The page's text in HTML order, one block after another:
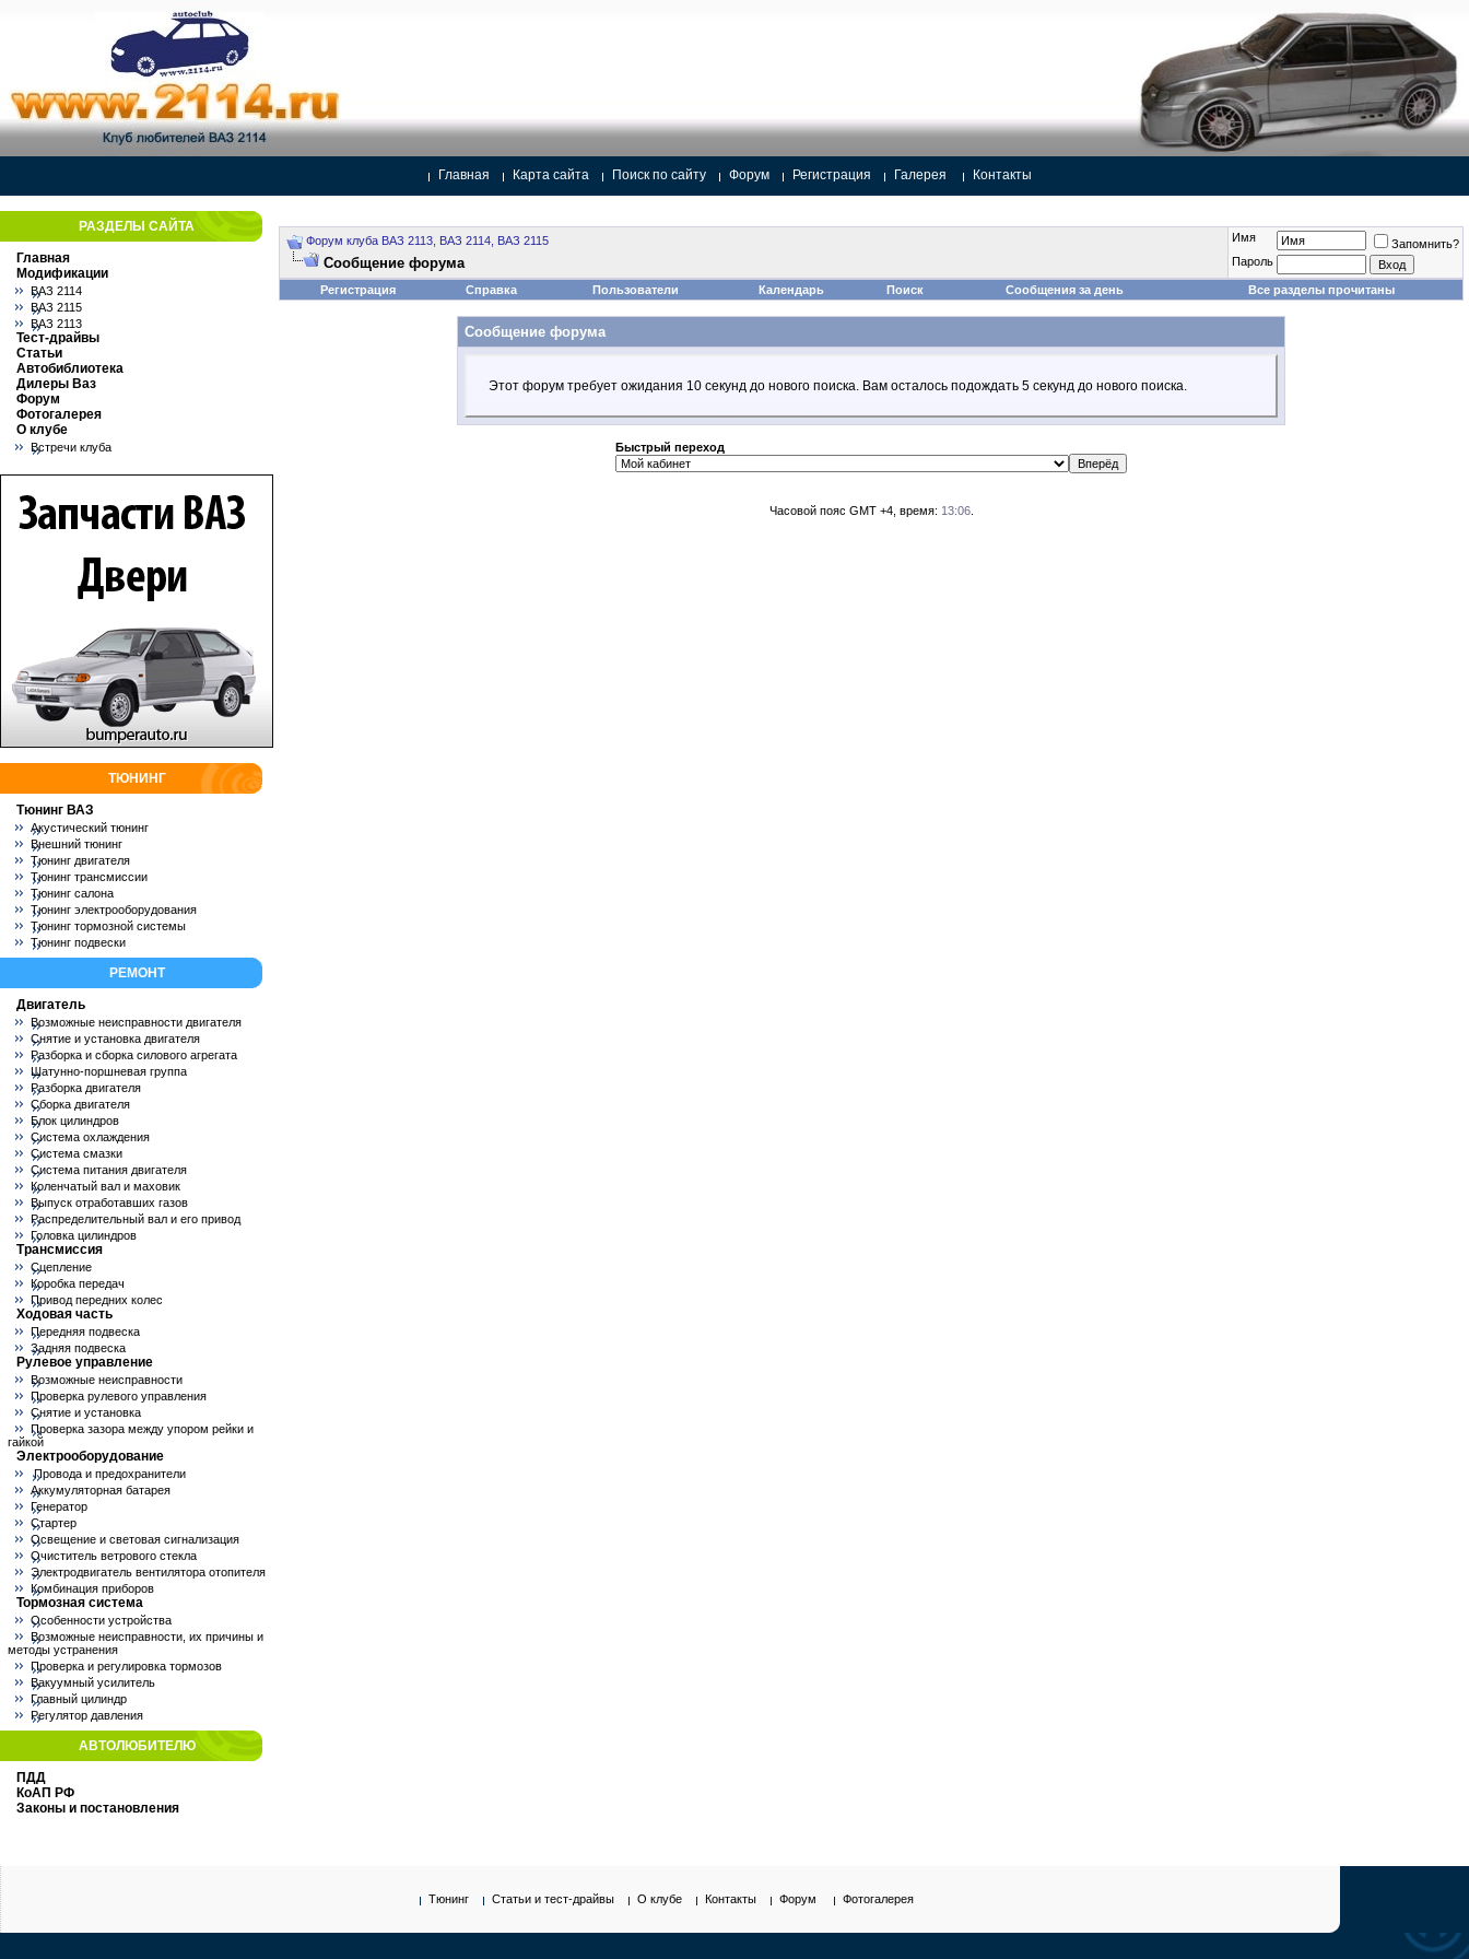
Главная Карта сайта Поиск по сайту Форум Регистрация Галерея Контакты
РАЗДЕЛЫ САЙТА
Главная
Модификации
ВАЗ 2114
ВАЗ 2115
ВАЗ 2113
Тест-драйвы
Статьи
Автобиблиотека
Дилеры Ваз
Форум
Фотогалерея
О клубе
Встречи клуба
ТЮНИНГ
Тюнинг ВАЗ
Акустический тюнинг
Внешний тюнинг
Тюнинг двигателя
Тюнинг трансмиссии
Тюнинг салона
Тюнинг электрооборудования
Тюнинг тормозной системы
Тюнинг подвески
РЕМОНТ
Двигатель
Возможные неисправности двигателя
Снятие и установка двигателя
Разборка и сборка силового агрегата
Шатунно-поршневая группа
Разборка двигателя
Сборка двигателя
Блок цилиндров
Система охлаждения
Система смазки
Система питания двигателя
Коленчатый вал и маховик
Выпуск отработавших газов
Распределительный вал и его привод
Головка цилиндров
Трансмиссия
Сцепление
Коробка передач
Привод передних колес
Ходовая часть
Передняя подвеска
Задняя подвеска
Рулевое управление
Возможные неисправности
Проверка рулевого управления
Снятие и установка
Проверка зазора между упором рейки и
гайкой
Электрооборудование
Провода и предохранители
Аккумуляторная батарея
Генератор
Стартер
Освещение и световая сигнализация
Очиститель ветрового стекла
Электродвигатель вентилятора отопителя
Комбинация приборов
Тормозная система
Особенности устройства
Возможные неисправности, их причины и
методы устранения
Проверка и регулировка тормозов
Вакуумный усилитель
Главный цилиндр
Регулятор давления
АВТОЛЮБИТЕЛЮ
ПДД
КоАП РФ
Законы и постановления
Форум клуба ВАЗ 2113, ВАЗ 2114, ВАЗ 2115
Сообщение форума
Имя
Запомнить?
Пароль
Регистрация Справка Пользователи Календарь Поиск Сообщения за день Все разделы прочитаны
Сообщение форума
Этот форум требует ожидания 10 секунд до нового поиска. Вам осталось подождать 5 секунд до нового поиска.
Быстрый переход
Часовой пояс GMT +4, время: 13:06.
Тюнинг Статьи и тест-драйвы О клубе Контакты Форум Фотогалерея